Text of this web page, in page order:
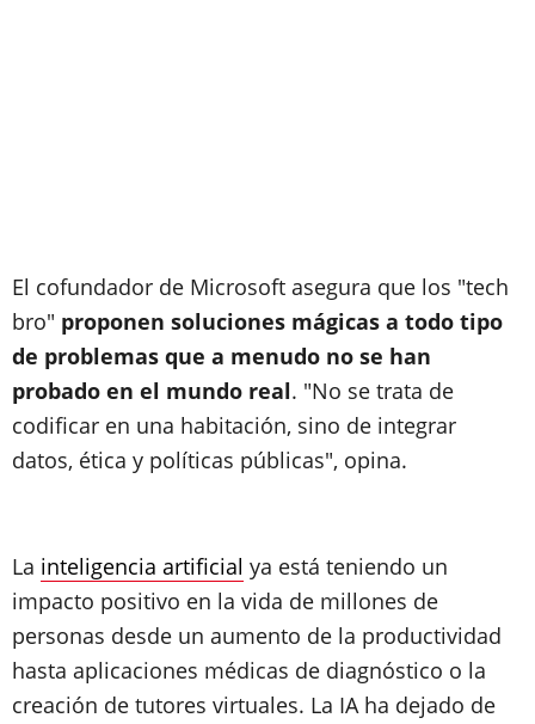
El cofundador de Microsoft asegura que los "tech
bro" proponen soluciones mágicas a todo tipo
de problemas que a menudo no se han
probado en el mundo real. "No se trata de
codificar en una habitación, sino de integrar
datos, ética y políticas públicas", opina.
La inteligencia artificial ya está teniendo un
impacto positivo en la vida de millones de
personas desde un aumento de la productividad
hasta aplicaciones médicas de diagnóstico o la
creación de tutores virtuales. La IA ha dejado de